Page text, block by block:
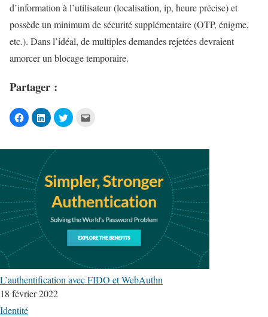
d’information à l’utilisateur (localisation, ip, heure précise) et
possède un minimum de sécurité supplémentaire (OTP, énigme,
etc.). Dans l’idéal, de multiples demandes rejetées devraient
amorcer un blocage temporaire.
Partager :
L’authentification avec FIDO et WebAuthn
18 février 2022
Identité